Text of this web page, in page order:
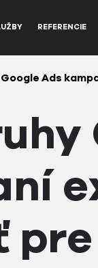
REFERENCIE
Ads